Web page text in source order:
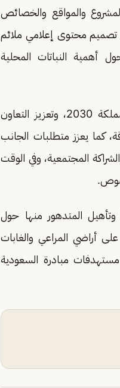
والمواقع والخصائص
تصميم محتوى إعلامي ملائم
أهمية النباتات المحلية
ويسهم المشروع في تحقيق تطلعات المركز ومبادرة السعودية الخضراء ورؤية المملكة 2030، وتعزيز التعاون
كما يعزز متطلبات الجانب
المجتمعية، وفي الوقت
وتأهيل المتدهور منها حول
أراضي المراعي والغابات
مستهدفات مبادرة السعودية